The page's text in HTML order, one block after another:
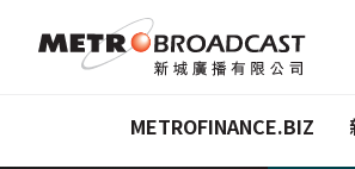
METROFINANCE.BIZ